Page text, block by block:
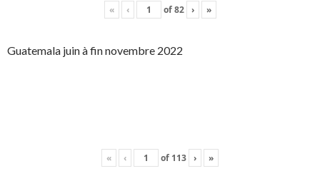
« ‹ of82 › »
Guatemala juin à fin novembre 2022
« ‹ of 113 › »